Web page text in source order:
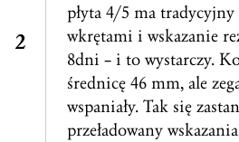
płyta 4/5 ma
wkrętami i wskazanie
8dni – i to wystarczy.
średnicę 46 mm, ale
wspaniały. Tak się
przeładowany